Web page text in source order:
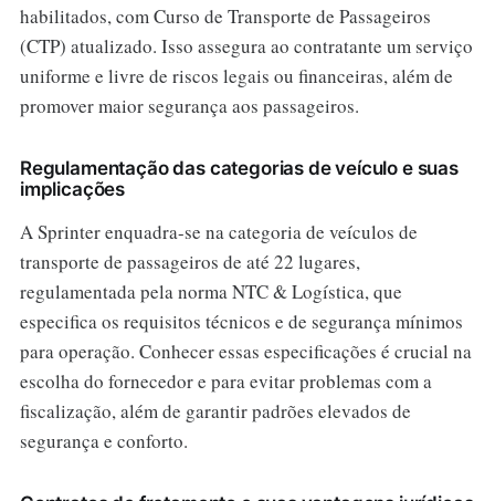
habilitados, com Curso de Transporte de Passageiros
(CTP) atualizado. Isso assegura ao contratante um serviço
uniforme e livre de riscos legais ou financeiras, além de
promover maior segurança aos passageiros.
Regulamentação das categorias de veículo e suas
implicações
A Sprinter enquadra-se na categoria de veículos de
transporte de passageiros de até 22 lugares,
regulamentada pela norma NTC & Logística, que
especifica os requisitos técnicos e de segurança mínimos
para operação. Conhecer essas especificações é crucial na
escolha do fornecedor e para evitar problemas com a
fiscalização, além de garantir padrões elevados de
segurança e conforto.